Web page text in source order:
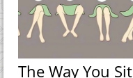
The Way You Sit